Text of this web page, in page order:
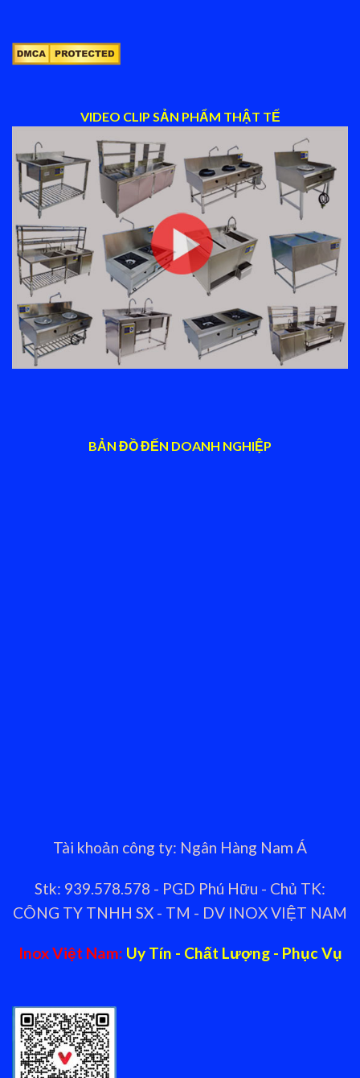
VIDEO CLIP SẢN PHẨM THẬT TẾ
BẢN ĐỒ ĐẾN DOANH NGHIỆP
Tài khoản công ty: Ngân Hàng Nam Á
Stk: 939.578.578 - PGD Phú Hữu - Chủ TK:
CÔNG TY TNHH SX - TM - DV INOX VIỆT NAM
Inox Việt Nam: Uy Tín - Chất Lượng - Phục Vụ